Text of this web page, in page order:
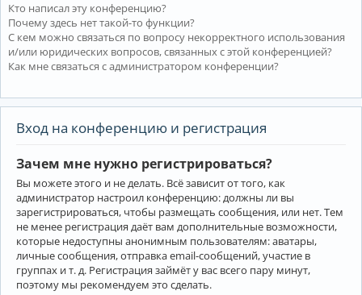
Кто написал эту конференцию?
Почему здесь нет такой-то функции?
С кем можно связаться по вопросу некорректного использования
и/или юридических вопросов, связанных с этой конференцией?
Как мне связаться с администратором конференции?
Вход на конференцию и регистрация
Зачем мне нужно регистрироваться?
Вы можете этого и не делать. Всё зависит от того, как
администратор настроил конференцию: должны ли вы
зарегистрироваться, чтобы размещать сообщения, или нет. Тем
не менее регистрация даёт вам дополнительные возможности,
которые недоступны анонимным пользователям: аватары,
личные сообщения, отправка email-сообщений, участие в
группах и т. д. Регистрация займёт у вас всего пару минут,
поэтому мы рекомендуем это сделать.